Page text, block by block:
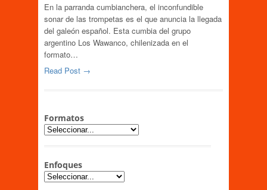
En la parranda cumbianchera, el inconfundible
sonar de las trompetas es el que anuncia la llegada
del galeón español. Esta cumbia del grupo
argentino Los Wawanco, chilenizada en el
formato…
Read Post →
Formatos
Enfoques